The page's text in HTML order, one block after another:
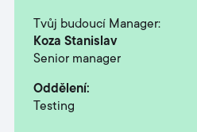
Tvůj budoucí Manager:
Koza Stanislav
Senior manager
Oddělení:
Testing